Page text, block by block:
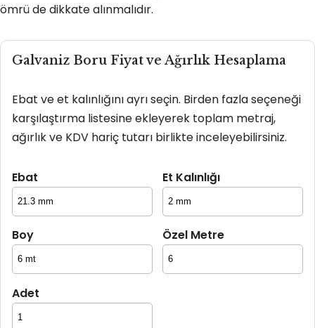
ömrü de dikkate alınmalıdır.
Galvaniz Boru Fiyat ve Ağırlık Hesaplama
Ebat ve et kalınlığını ayrı seçin. Birden fazla seçeneği
karşılaştırma listesine ekleyerek toplam metraj,
ağırlık ve KDV hariç tutarı birlikte inceleyebilirsiniz.
Ebat Et Kalınlığı
Boy Özel Metre
Adet